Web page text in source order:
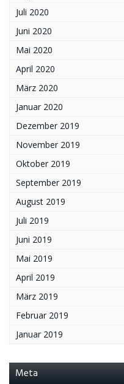
Juli 2020
Juni 2020
Mai 2020
April 2020
März 2020
Januar 2020
Dezember 2019
November 2019
Oktober 2019
September 2019
August 2019
Juli 2019
Juni 2019
Mai 2019
April 2019
März 2019
Februar 2019
Januar 2019
Meta